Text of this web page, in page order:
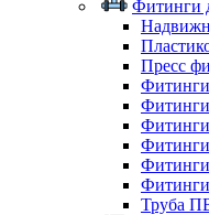
Фитинги
Пресс
Фитинги
Фитинги
Труба